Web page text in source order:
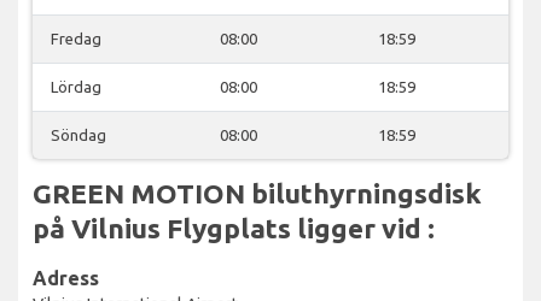
Fredag 08:00 18:59
Lördag 08:00 18:59
Söndag 08:00 18:59
GREEN MOTION biluthyrningsdisk
på Vilnius Flygplats ligger vid :
Adress